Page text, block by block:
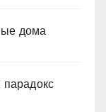
дома